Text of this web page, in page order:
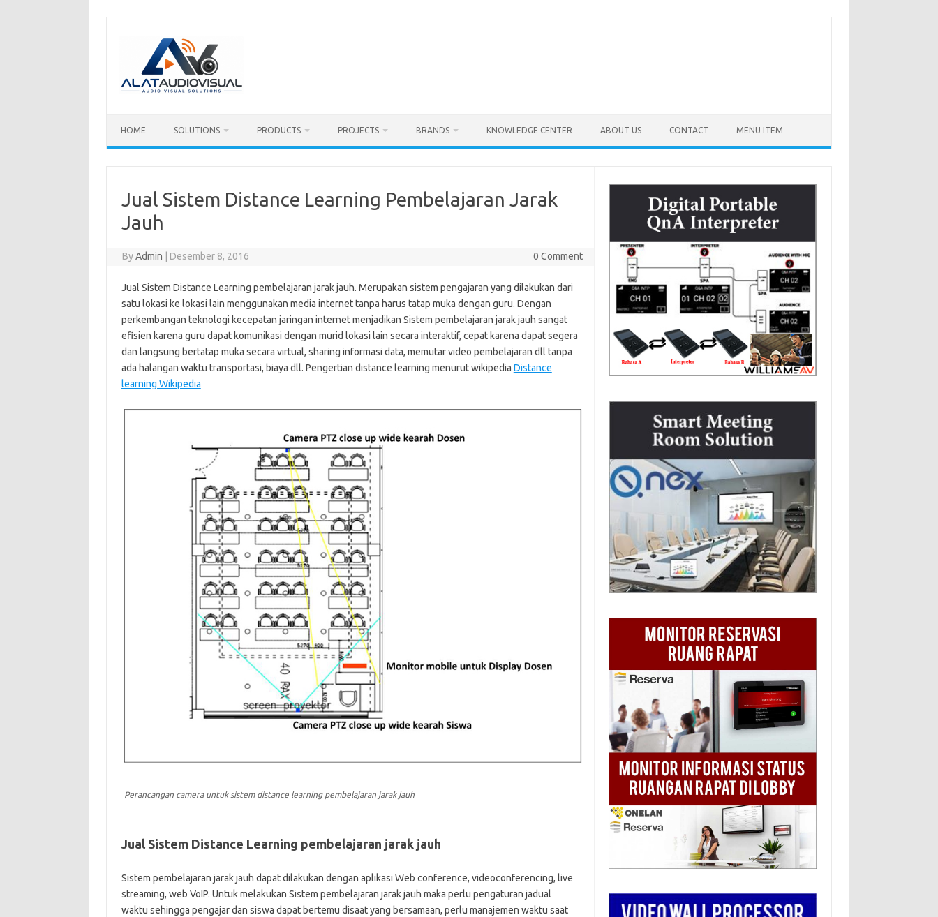
HOME SOLUTIONS PRODUCTS PROJECTS BRANDS KNOWLEDGE CENTER ABOUT US CONTACT MENU ITEM
Jual Sistem Distance Learning Pembelajaran Jarak
Jauh
ByAdmin Desember 8, 2016 0 Comment
Jual Sistem Distance Learning pembelajaran jarak jauh. Merupakan sistem pengajaran yang dilakukan dari
satu lokasi ke lokasi lain menggunakan media internet tanpa harus tatap muka dengan guru. Dengan
perkembangan teknologi kecepatan jaringan internet menjadikan Sistem pembelajaran jarak jauh sangat
efisien karena guru dapat komunikasi dengan murid lokasi lain secara interaktif, cepat karena dapat segera
dan langsung bertatap muka secara virtual, sharing informasi data, memutar video pembelajaran dll tanpa
ada halangan waktu transportasi, biaya dll. Pengertian distance learning menurut wikipedia Distance
learning Wikipedia
Perancangan camera untuk sistem distance learning pembelajaran jarak jauh
Jual Sistem Distance Learning pembelajaran jarak jauh
Sistem pembelajaran jarak jauh dapat dilakukan dengan aplikasi Web conference, videoconferencing, live
streaming, web VoIP. Untuk melakukan Sistem pembelajaran jarak jauh maka perlu pengaturan jadual
waktu sehingga pengajar dan siswa dapat bertemu disaat yang bersamaan, perlu manajemen waktu saat